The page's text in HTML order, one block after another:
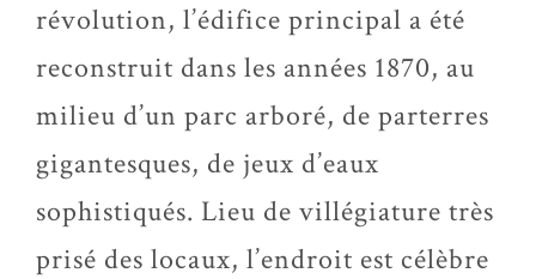
révolution, l’édifice principal a été
reconstruit dans les années 1870, au
milieu d’un parc arboré, de parterres
gigantesques, de jeux d’eaux
sophistiqués. Lieu de villégiature très
prisé des locaux, l’endroit est célèbre